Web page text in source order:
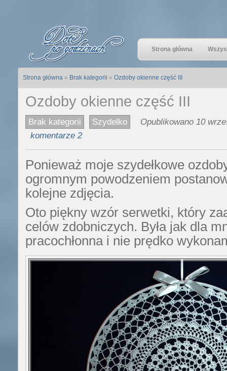
Strona główna
Strona główna» Brak kategorii » Ozdoby okienne część III
Ozdoby okienne część III
Brak kategorii Szydełko
Opublikowano 10
komentarze 2
Ponieważ moje szydełkowe
ogromnym powodzeniem
kolejne zdjęcia.
Oto piękny wzór serwetki, który
celów zdobniczych. Była jak dla
pracochłonna i nie prędko